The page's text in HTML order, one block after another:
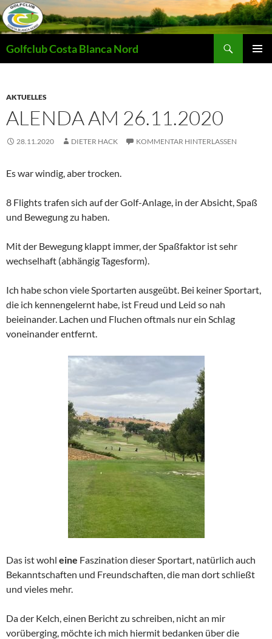
Zum
Inhalt
springen
Golfclub Costa Blanca Nord
AKTUELLES
ALENDA AM 26.11.2020
28.11.2020 DIETER HACK KOMMENTAR HINTERLASSEN
Es war windig, aber trocken.
8 Flights trafen sich auf der Golf-Anlage, in der Absicht, Spaß
und Bewegung zu haben.
Mit der Bewegung klappt immer, der Spaßfaktor ist sehr
wechselhaft (abhängig Tagesform).
Ich habe schon viele Sportarten ausgeübt. Bei keiner Sportart,
die ich kennengelernt habe, ist Freud und Leid so nah
beieinander. Lachen und Fluchen oftmals nur ein Schlag
voneinander entfernt.
Das ist wohl eine Faszination dieser Sportart, natürlich auch
Bekanntschaften und Freundschaften, die man dort schließt
und vieles mehr.
Da der Kelch, einen Bericht zu schreiben, nicht an mir
vorüberging, möchte ich mich hiermit bedanken über die